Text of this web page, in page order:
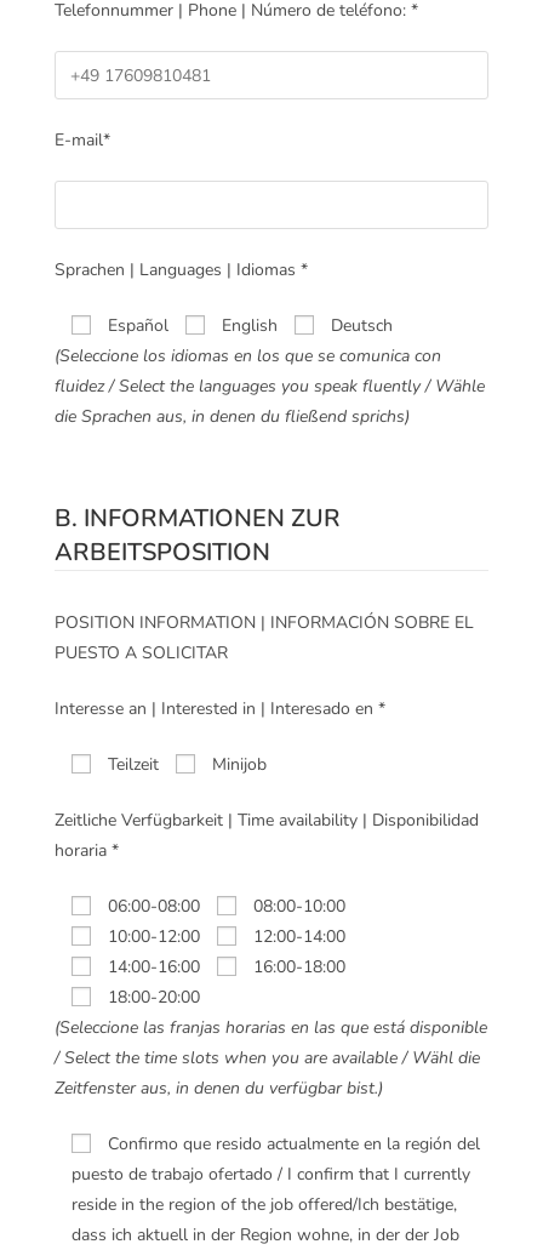
Telefonnummer | Phone | Número de teléfono: *
E-mail*
Sprachen | Languages | Idiomas *
Español English
Deutsch
(Seleccione los idiomas en los que se comunica con
fluidez / Select the languages you speak fluently / Wähle
die Sprachen aus, in denen du fließend sprichs)
B. INFORMATIONEN ZUR
ARBEITSPOSITION
POSITION INFORMATION | INFORMACIÓN SOBRE EL
PUESTO A SOLICITAR
Interesse an | Interested in | Interesado en *
Teilzeit Minijob
Zeitliche Verfügbarkeit | Time availability | Disponibilidad
horaria *
06:00-08:00
08:00-10:00
10:00-12:00
12:00-14:00
14:00-16:00
16:00-18:00
18:00-20:00
(Seleccione las franjas horarias en las que está disponible
/ Select the time slots when you are available / Wähl die
Zeitfenster aus, in denen du verfügbar bist.)
Confirmo que resido actualmente en la región del
puesto de trabajo ofertado / I confirm that I currently
reside in the region of the job offered/Ich bestätige,
dass ich aktuell in der Region wohne, in der der Job